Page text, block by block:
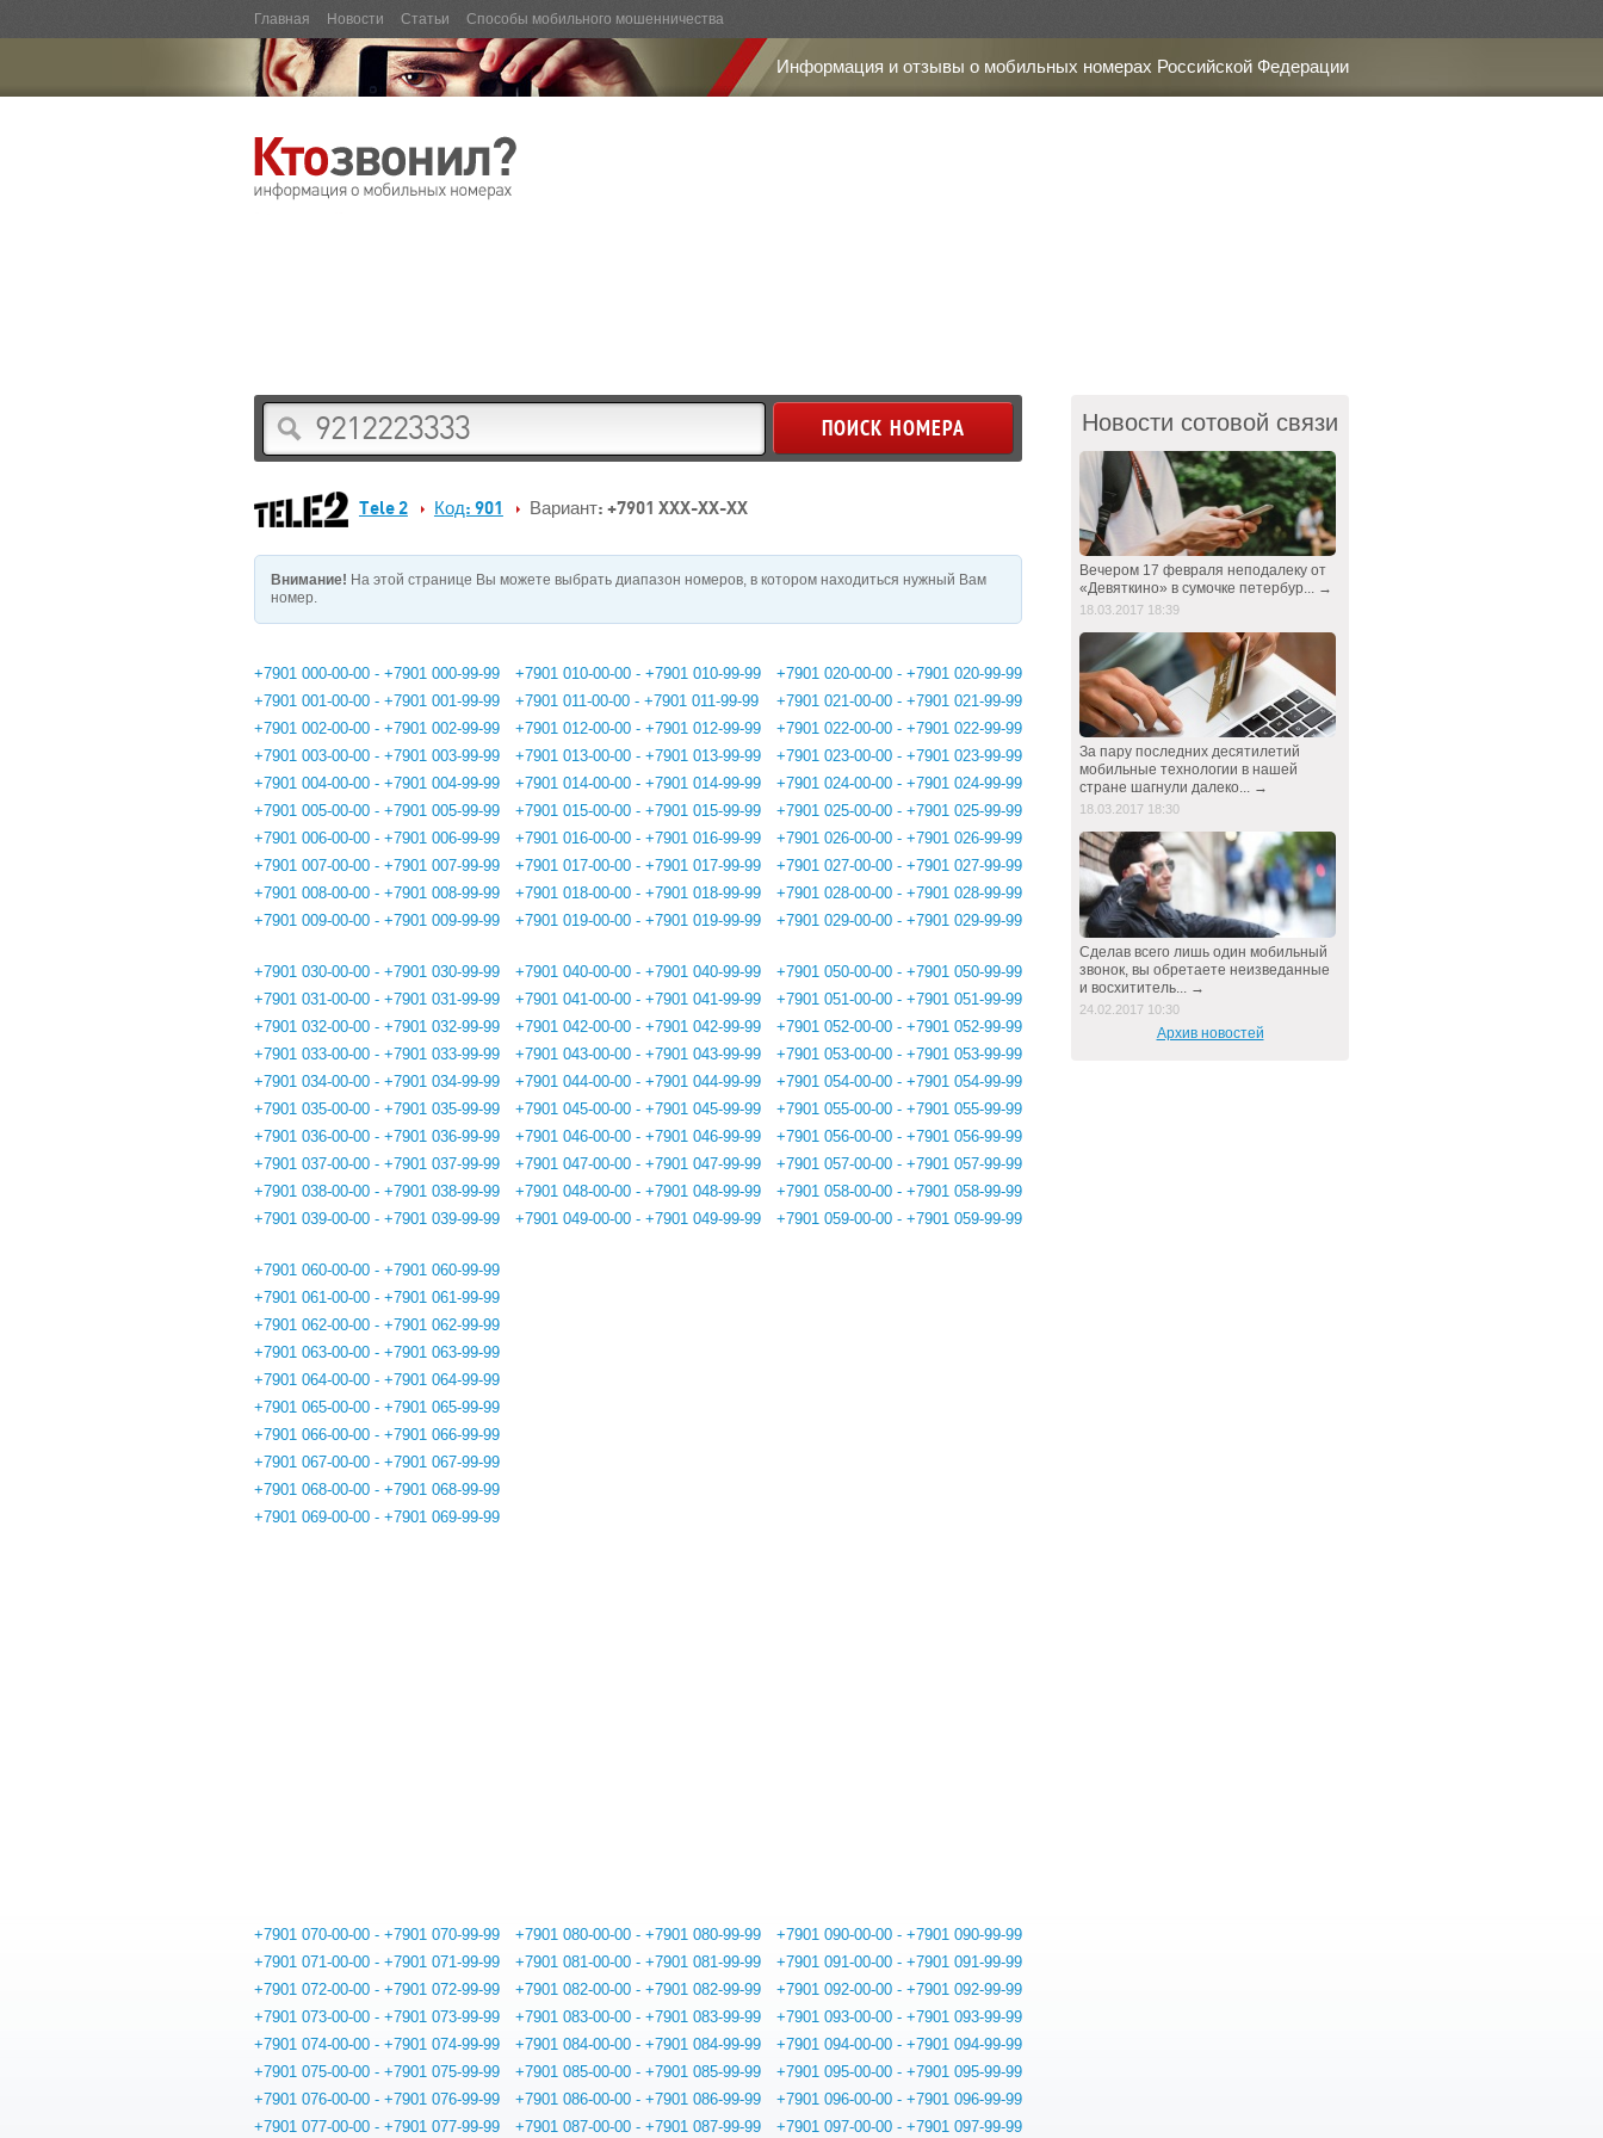
Главная Новости Статьи Способы мобильного мошенничества
Информация и отзывы о мобильных номерах Российской Федерации
Tele 2 Код: 901 Вариант: +7901 XXX-XX-XX
Внимание! На этой странице Вы можете выбрать диапазон номеров, в котором находиться нужный Вам
номер.
+7901 000-00-00 - +7901 000-99-99
+7901 001-00-00 - +7901 001-99-99
+7901 002-00-00 - +7901 002-99-99
+7901 003-00-00 - +7901 003-99-99
+7901 004-00-00 - +7901 004-99-99
+7901 005-00-00 - +7901 005-99-99
+7901 006-00-00 - +7901 006-99-99
+7901 007-00-00 - +7901 007-99-99
+7901 008-00-00 - +7901 008-99-99
+7901 009-00-00 - +7901 009-99-99
+7901 010-00-00 - +7901 010-99-99
+7901 011-00-00 - +7901 011-99-99
+7901 012-00-00 - +7901 012-99-99
+7901 013-00-00 - +7901 013-99-99
+7901 014-00-00 - +7901 014-99-99
+7901 015-00-00 - +7901 015-99-99
+7901 016-00-00 - +7901 016-99-99
+7901 017-00-00 - +7901 017-99-99
+7901 018-00-00 - +7901 018-99-99
+7901 019-00-00 - +7901 019-99-99
+7901 020-00-00 - +7901 020-99-99
+7901 021-00-00 - +7901 021-99-99
+7901 022-00-00 - +7901 022-99-99
+7901 023-00-00 - +7901 023-99-99
+7901 024-00-00 - +7901 024-99-99
+7901 025-00-00 - +7901 025-99-99
+7901 026-00-00 - +7901 026-99-99
+7901 027-00-00 - +7901 027-99-99
+7901 028-00-00 - +7901 028-99-99
+7901 029-00-00 - +7901 029-99-99
+7901 030-00-00 - +7901 030-99-99
+7901 031-00-00 - +7901 031-99-99
+7901 032-00-00 - +7901 032-99-99
+7901 033-00-00 - +7901 033-99-99
+7901 034-00-00 - +7901 034-99-99
+7901 035-00-00 - +7901 035-99-99
+7901 036-00-00 - +7901 036-99-99
+7901 037-00-00 - +7901 037-99-99
+7901 038-00-00 - +7901 038-99-99
+7901 039-00-00 - +7901 039-99-99
+7901 040-00-00 - +7901 040-99-99
+7901 041-00-00 - +7901 041-99-99
+7901 042-00-00 - +7901 042-99-99
+7901 043-00-00 - +7901 043-99-99
+7901 044-00-00 - +7901 044-99-99
+7901 045-00-00 - +7901 045-99-99
+7901 046-00-00 - +7901 046-99-99
+7901 047-00-00 - +7901 047-99-99
+7901 048-00-00 - +7901 048-99-99
+7901 049-00-00 - +7901 049-99-99
+7901 050-00-00 - +7901 050-99-99
+7901 051-00-00 - +7901 051-99-99
+7901 052-00-00 - +7901 052-99-99
+7901 053-00-00 - +7901 053-99-99
+7901 054-00-00 - +7901 054-99-99
+7901 055-00-00 - +7901 055-99-99
+7901 056-00-00 - +7901 056-99-99
+7901 057-00-00 - +7901 057-99-99
+7901 058-00-00 - +7901 058-99-99
+7901 059-00-00 - +7901 059-99-99
+7901 060-00-00 - +7901 060-99-99
+7901 061-00-00 - +7901 061-99-99
+7901 062-00-00 - +7901 062-99-99
+7901 063-00-00 - +7901 063-99-99
+7901 064-00-00 - +7901 064-99-99
+7901 065-00-00 - +7901 065-99-99
+7901 066-00-00 - +7901 066-99-99
+7901 067-00-00 - +7901 067-99-99
+7901 068-00-00 - +7901 068-99-99
+7901 069-00-00 - +7901 069-99-99
+7901 070-00-00 - +7901 070-99-99
+7901 071-00-00 - +7901 071-99-99
+7901 072-00-00 - +7901 072-99-99
+7901 073-00-00 - +7901 073-99-99
+7901 074-00-00 - +7901 074-99-99
+7901 075-00-00 - +7901 075-99-99
+7901 076-00-00 - +7901 076-99-99
+7901 077-00-00 - +7901 077-99-99
+7901 080-00-00 - +7901 080-99-99
+7901 081-00-00 - +7901 081-99-99
+7901 082-00-00 - +7901 082-99-99
+7901 083-00-00 - +7901 083-99-99
+7901 084-00-00 - +7901 084-99-99
+7901 085-00-00 - +7901 085-99-99
+7901 086-00-00 - +7901 086-99-99
+7901 087-00-00 - +7901 087-99-99
+7901 090-00-00 - +7901 090-99-99
+7901 091-00-00 - +7901 091-99-99
+7901 092-00-00 - +7901 092-99-99
+7901 093-00-00 - +7901 093-99-99
+7901 094-00-00 - +7901 094-99-99
+7901 095-00-00 - +7901 095-99-99
+7901 096-00-00 - +7901 096-99-99
+7901 097-00-00 - +7901 097-99-99
Новости сотовой связи
Вечером 17 февраля неподалеку от
«Девяткино» в сумочке петербур... →
18.03.2017 18:39
За пару последних десятилетий
мобильные технологии в нашей
стране шагнули далеко... →
18.03.2017 18:30
Сделав всего лишь один мобильный
звонок, вы обретаете неизведанные
и восхититель... →
24.02.2017 10:30
Архив новостей